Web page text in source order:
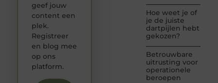
Hoe weet je of
je de juiste
dartpijlen hebt
gekozen?
Betrouwbare
uitrusting voor
operationele
beroepen
geef jouw
content een
plek.
Registreer
en blog mee
op ons
platform.